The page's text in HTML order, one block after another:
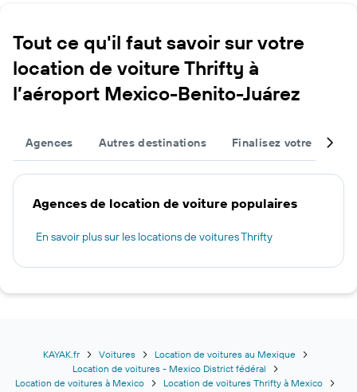
Tout ce qu'il faut savoir sur votre
location de voiture Thrifty à
l’aéroport Mexico-Benito-Juárez
Agences Autres destinations Finalisez votre voyage
Agences de location de voiture populaires
En savoir plus sur les locations de voitures Thrifty
KAYAK.fr Voitures
Location de voitures au Mexique
Location de voitures - Mexico District fédéral
Location de voitures à Mexico
Location de voitures Thrifty à Mexico